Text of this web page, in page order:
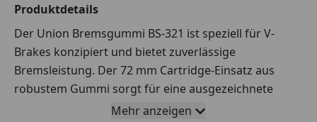
Produktdetails
Der Union Bremsgummi BS-321 ist speziell für V-
Brakes konzipiert und bietet zuverlässige
Bremsleistung. Der 72 mm Cartridge-Einsatz aus
robustem Gummi sorgt für eine ausgezeichnete
Bremskraft und Langlebigkeit.
Mehr anzeigen